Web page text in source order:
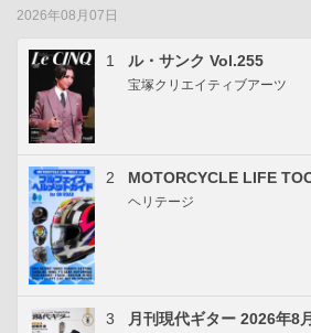
2026年08月07日
1 ル・サンク Vol.255
宝塚クリエイティブアーツ
2 MOTORCYCLE LIFE
ヘリテージ
3 月刊現代ギター 2026年8